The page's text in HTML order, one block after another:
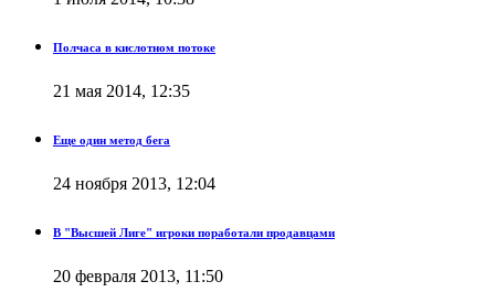
Полчаса в кислотном потоке
21 мая 2014, 12:35
Еще один метод бега
24 ноября 2013, 12:04
В "Высшей Лиге" игроки поработали продавцами
20 февраля 2013, 11:50